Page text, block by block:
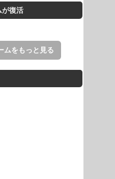
KI...
ていく放置系のシミュレ
が復活
ムをもっと見る